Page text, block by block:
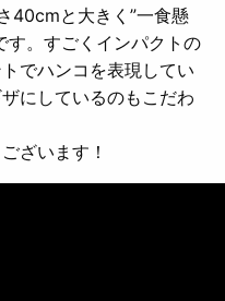
40cmと大きく”一食懸
す。すごくインパクトの
でハンコを表現してい
にしているのもこだわ
ざいます！